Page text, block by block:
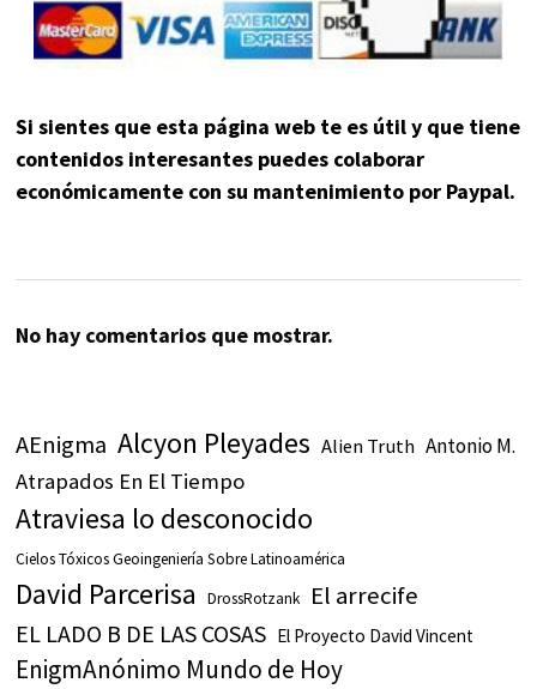
Si sientes que esta página web te es útil y que tiene
contenidos interesantes puedes colaborar
económicamente con su mantenimiento por Paypal.
No hay comentarios que mostrar.
AEnigma Alcyon Pleyades Alien Truth Antonio M.
Atrapados En El Tiempo
Atraviesa lo desconocido
Cielos Tóxicos Geoingeniería Sobre Latinoamérica
David Parcerisa DrossRotzank El arrecife
EL LADO B DE LAS COSAS El Proyecto David Vincent
EnigmAnónimo Mundo de Hoy